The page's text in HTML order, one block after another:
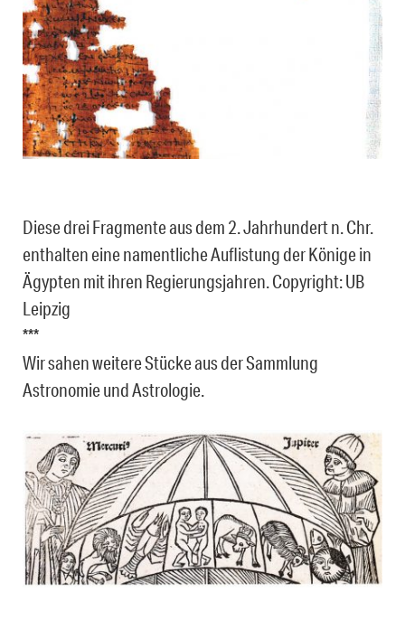
Diese drei Fragmente aus dem 2. Jahrhundert n. Chr.
enthalten eine namentliche Auflistung der Könige in
Ägypten mit ihren Regierungsjahren. Copyright: UB
Leipzig
***
Wir sahen weitere Stücke aus der Sammlung
Astronomie und Astrologie.